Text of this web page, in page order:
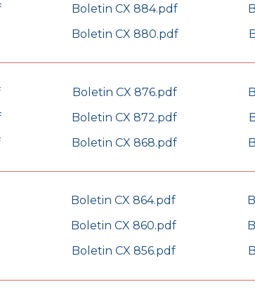
Boletin CX 884.pdf
Boletin CX 880.pdf
Boletin CX 876.pdf
Boletin CX 872.pdf
Boletin CX 868.pdf
Boletin CX 864.pdf
Boletin CX 860.pdf
Boletin CX 856.pdf